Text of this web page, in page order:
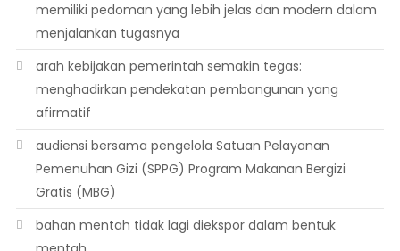
memiliki pedoman yang lebih jelas dan modern dalam
menjalankan tugasnya
arah kebijakan pemerintah semakin tegas:
menghadirkan pendekatan pembangunan yang
afirmatif
audiensi bersama pengelola Satuan Pelayanan
Pemenuhan Gizi (SPPG) Program Makanan Bergizi
Gratis (MBG)
bahan mentah tidak lagi diekspor dalam bentuk